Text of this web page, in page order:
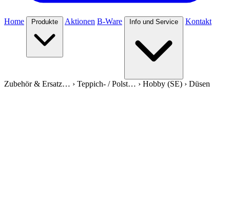
Home Produkte Aktionen B-Ware Info und Service Kontakt
Zubehör & Ersatz… › Teppich- / Polst… › Hobby (SE) › Düsen